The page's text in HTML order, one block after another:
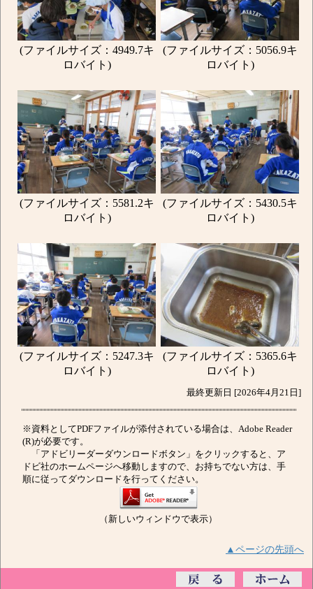
(ファイルサイズ：4949.7キ
ロバイト)
(ファイルサイズ：5056.9キ
ロバイト)
(ファイルサイズ：5581.2キ
ロバイト)
(ファイルサイズ：5430.5キ
ロバイト)
(ファイルサイズ：5247.3キ
ロバイト)
(ファイルサイズ：5365.6キ
ロバイト)
最終更新日 [2026年4月21日]
※資料としてPDFファイルが添付されている場合は、Adobe Reader
(R)が必要です。
「アドビリーダーダウンロードボタン」をクリックすると、ア
ドビ社のホームページへ移動しますので、お持ちでない方は、手
順に従ってダウンロードを行ってください。
（新しいウィンドウで表示）
▲ページの先頭へ